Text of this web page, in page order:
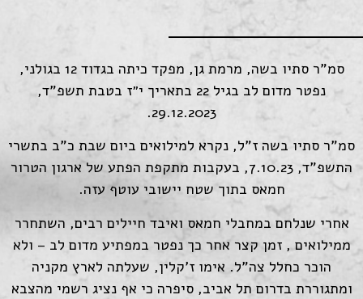
סמ"ר סתיו בשה, מרמת גן, מפקד כיתה בגדוד 12 בגולני,
נפטר מדום לב בגיל 22 בתאריך י״ז בטבת תשפ"ד,
29.12.2023.
סמ"ר סתיו בשה ז"ל, נקרא למילואים ביום שבת כ"ב בתשרי
התשפ"ד, 7.10.23, בעקבות מתקפת הפתע של ארגון הטרור
חמאס בתוך שטח יישובי עוטף עזה.
אחרי שנלחם במחבלי חמאס ואיבד חיילים רבים, השתחרר
ממילואים , זמן קצר אחר כך נפטר במפתיע מדום לב – ולא
הוכר כחלל צה"ל. אימו ז'קלין, שעלתה לארץ מקניה
ומתגוררת בדרום תל אביב, סיפרה כי אף נציג רשמי מהצבא